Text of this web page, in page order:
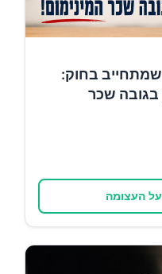
בחוק:
בגובה שכר
העצומה